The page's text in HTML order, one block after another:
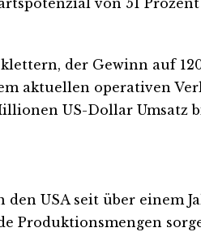
der Gewinn auf
aktuellen operativen
US-Dollar Umsatz
USA seit über einem
Produktionsmengen